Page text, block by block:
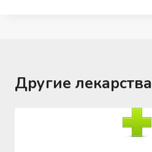
Другие лекарства